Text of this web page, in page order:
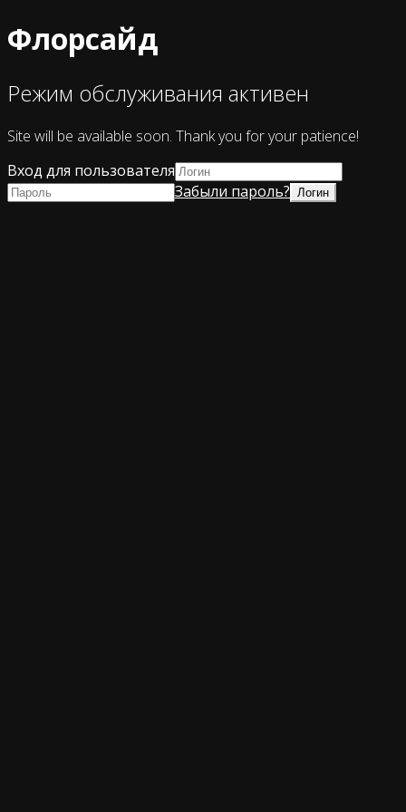
Флорсайд
Режим обслуживания активен
Site will be available soon. Thank you for your patience!
Вход для пользователя
Забыли пароль?